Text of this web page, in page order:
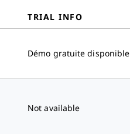
TRIAL INFO
Démo gratuite disponible
Not available